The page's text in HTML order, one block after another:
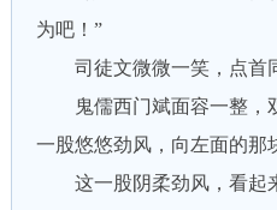
为吧！”
司徒文微微一笑，点首
鬼儒西门斌面容一整，双
一股悠悠劲风，向左面的那
这一股阴柔劲风，看起